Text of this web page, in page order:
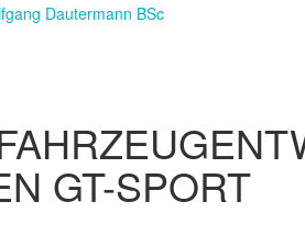
Dautermann BSc
GT-SPORT